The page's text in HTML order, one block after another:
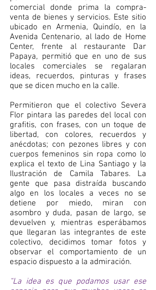
comercial donde prima la compra-
venta de bienes y servicios. Este sitio
ubicado en Armenia, Quindío, en la
Avenida Centenario, al lado de Home
Center, frente al restaurante Dar
Papaya, permitió que en uno de sus
locales comerciales se regalaran
ideas, recuerdos, pinturas y frases
que se dicen mucho en la calle.
Permitieron que el colectivo Severa
Flor pintara las paredes del local con
grafitis, con frases, con un toque de
libertad, con colores, recuerdos y
anécdotas; con pezones libres y con
cuerpos femeninos sin ropa como lo
explica el texto de Lina Santiago y la
Ilustración de Camila Tabares. La
gente que pasa distraída buscando
algo en los locales a veces no se
detiene por miedo, miran con
asombro y duda, pasan de largo, se
devuelven y, mientras esperábamos
que llegaran las integrantes de este
colectivo, decidimos tomar fotos y
observar el comportamiento de un
espacio dispuesto a la admiración.
“La idea es que podamos usar ese